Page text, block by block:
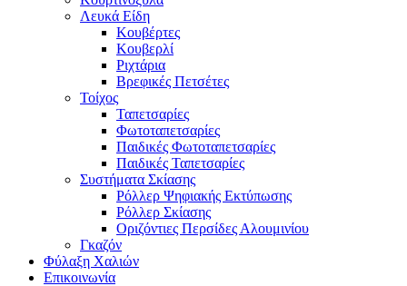
Λευκά Είδη
Κουβέρτες
Κουβερλί
Ριχτάρια
Βρεφικές Πετσέτες
Τοίχος
Ταπετσαρίες
Φωτοταπετσαρίες
Παιδικές Φωτοταπετσαρίες
Παιδικές Ταπετσαρίες
Συστήματα Σκίασης
Ρόλλερ Ψηφιακής Εκτύπωσης
Ρόλλερ Σκίασης
Οριζόντιες Περσίδες Αλουμινίου
Γκαζόν
Φύλαξη Χαλιών
Επικοινωνία